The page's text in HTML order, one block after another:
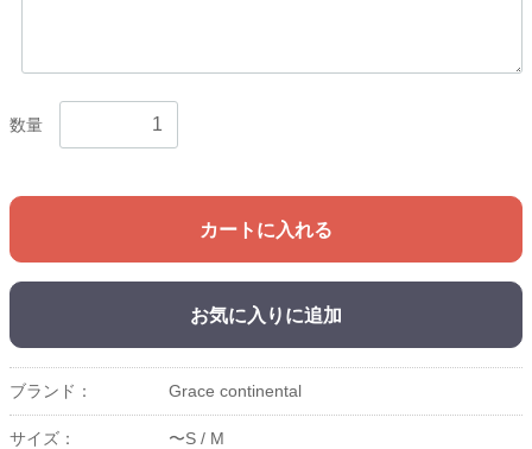
数量
カートに入れる
お気に入りに追加
ブランド： Grace continental
サイズ： 〜S / M